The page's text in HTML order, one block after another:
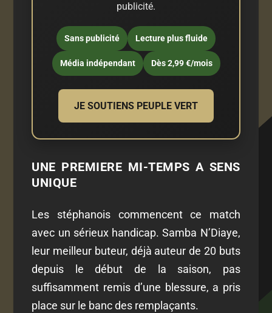
publicité.
Sans publicité Lecture plus fluide
Média indépendant Dès 2,99 €/mois
JE SOUTIENS PEUPLE VERT
UNE PREMIERE MI-TEMPS A SENS
UNIQUE
Les stéphanois commencent ce match
avec un sérieux handicap. Samba N’Diaye,
leur meilleur buteur, déjà auteur de 20 buts
depuis le début de la saison, pas
suffisamment remis d’une blessure, a pris
place sur le banc des remplaçants.